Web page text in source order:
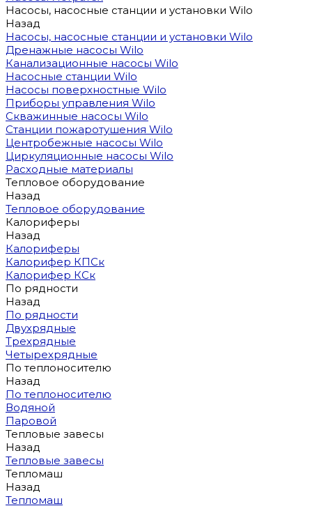
Насосы, насосные станции и установки Wilo
Назад
Насосы, насосные станции и установки Wilo
Дренажные насосы Wilo
Канализационные насосы Wilo
Насосные станции Wilo
Насосы поверхностные Wilo
Приборы управления Wilo
Скважинные насосы Wilo
Станции пожаротушения Wilo
Центробежные насосы Wilo
Циркуляционные насосы Wilo
Расходные материалы
Тепловое оборудование
Назад
Тепловое оборудование
Калориферы
Назад
Калориферы
Калорифер КПСк
Калорифер КСк
По рядности
Назад
По рядности
Двухрядные
Трехрядные
Четырехрядные
По теплоносителю
Назад
По теплоносителю
Водяной
Паровой
Тепловые завесы
Назад
Тепловые завесы
Тепломаш
Назад
Тепломаш